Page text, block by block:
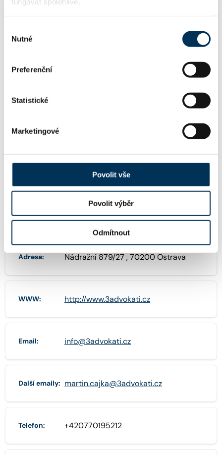
souhlasu
Nutné
Preferenční
Statistické
Marketingové
Povolit vše
Povolit výběr
Odmítnout
3ADVOKÁTI s.r.o.
IČO: 06799515
Adresa: Nádražní 879/27 , 70200 Ostrava
WWW: http://www.3advokati.cz
Email: info@3advokati.cz
Další emaily: martin.cajka@3advokati.cz
Telefon: +420770195212